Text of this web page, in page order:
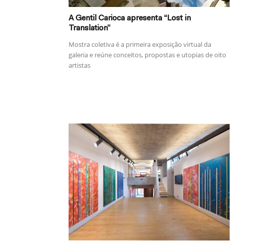
A Gentil Carioca apresenta “Lost in
Translation”
Mostra coletiva é a primeira exposição virtual da
galeria e reúne conceitos, propostas e utopias de oito
artistas